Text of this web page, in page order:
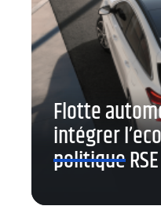
Flotte
intégrer
politique